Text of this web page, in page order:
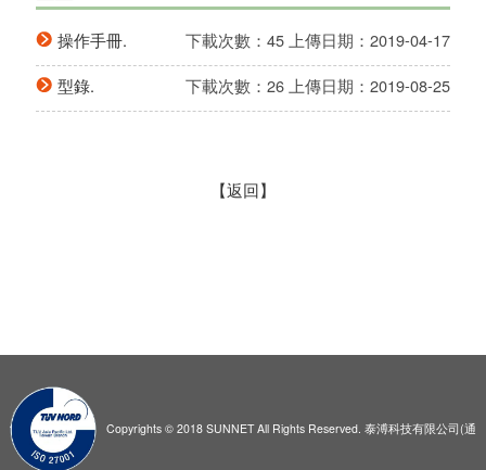
操作手冊. 上傳日期：2019-04-17
下載次數：45
型錄.
上傳日期：2019-08-25
下載次數：26
【返回】
Copyrights © 2018 SUNNET All Rights Reserved. 泰溥科技有限公司(通